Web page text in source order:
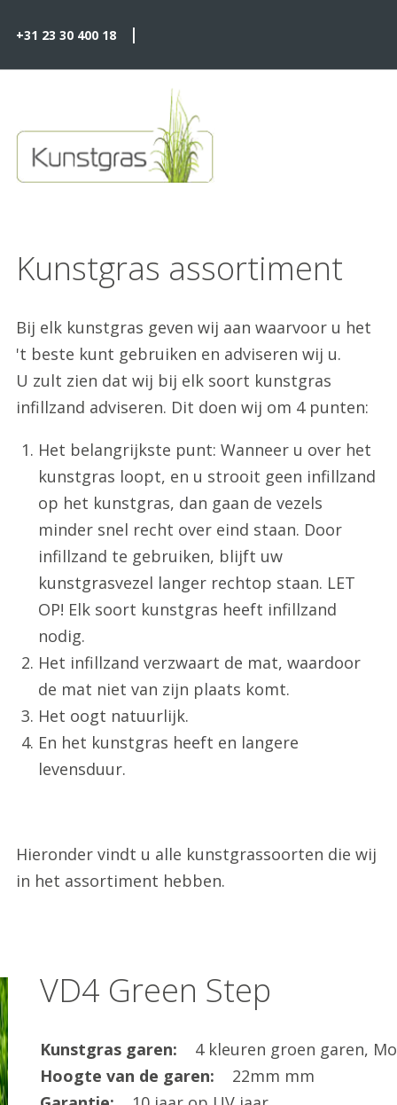
+31 23 30 400 18 |
Kunstgras assortiment
Bij elk kunstgras geven wij aan waarvoor u het
't beste kunt gebruiken en adviseren wij u.
U zult zien dat wij bij elk soort kunstgras
infillzand adviseren. Dit doen wij om 4 punten:
Het belangrijkste punt: Wanneer u over het
kunstgras loopt, en u strooit geen infillzand
op het kunstgras, dan gaan de vezels
minder snel recht over eind staan. Door
infillzand te gebruiken, blijft uw
kunstgrasvezel langer rechtop staan. LET
OP! Elk soort kunstgras heeft infillzand
nodig.
Het infillzand verzwaart de mat, waardoor
de mat niet van zijn plaats komt.
Het oogt natuurlijk.
En het kunstgras heeft en langere
levensduur.
Hieronder vindt u alle kunstgrassoorten die wij
in het assortiment hebben.
VD4 Green Step
Kunstgras garen:
4 kleuren groen garen,
Hoogte van de garen:
22mm mm